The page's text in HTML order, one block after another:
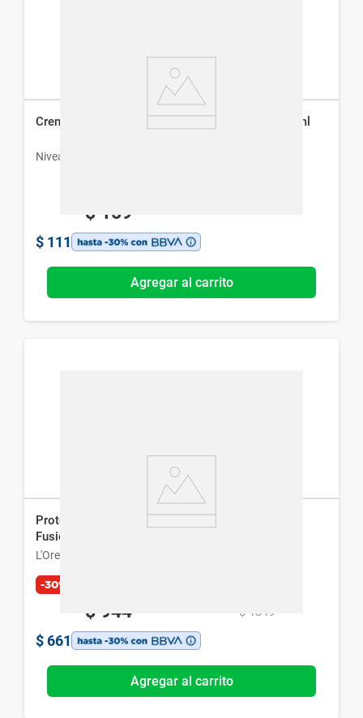
Crema Facial y Corporal Nivea Creme Lata x 30 ml
Nivea
$ 159
$ 111
Agregar al carrito
Protector Facial L'Oreal París Uv Defende Aqua
Fusion 50 Fps x 50 ml
L'Oreal París
-30%
$ 944 $ 1349
$ 661
Agregar al carrito